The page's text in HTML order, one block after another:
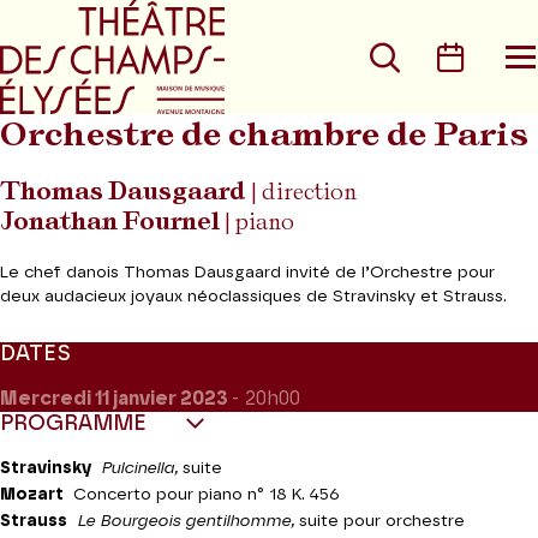
Aller au menu principal
Rechercher
Orchestre de chambre de Paris
Thomas Dausgaard | direction
Jonathan Fournel | piano
Le chef danois Thomas Dausgaard invité de l’Orchestre pour
deux audacieux joyaux néoclassiques de Stravinsky et Strauss.
DATES
Mercredi 11 janvier 2023 - 20h00
PROGRAMME
Stravinsky Pulcinella, suite
Mozart
Concerto pour piano n° 18 K. 456
Strauss
Le Bourgeois gentilhomme, suite pour orchestre